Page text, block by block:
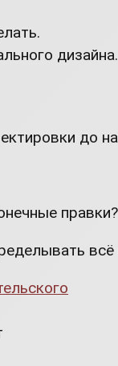
дизайна.
до
правки?
всё